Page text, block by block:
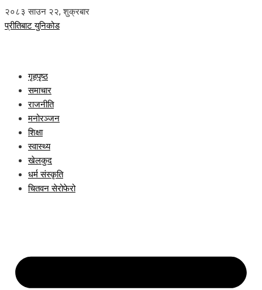
२०८३ साउन २२, शुक्रबार
प्रीतिबाट युनिकोड
गृहपृष्ठ
समाचार
राजनीति
मनोरञ्जन
शिक्षा
स्वास्थ्य
खेलकुद
धर्म संस्कृति
चितवन सेरोफेरो